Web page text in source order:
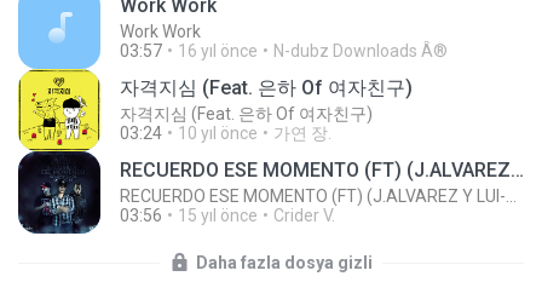
Work Work
Work Work
03:57
16 yıl önce N-dubz Downloads Â®
자격지심 (Feat. 은하 Of 여자친구)
자격지심 (Feat. 은하 Of 여자친구)
03:24
10 yıl önce 가연 장.
RECUERDO ESE MOMENTO (FT) (J.ALVAREZ Y LUI-G 21 PLUS)
03:56
15 yıl önce Crider V.
Daha fazla dosya gizli